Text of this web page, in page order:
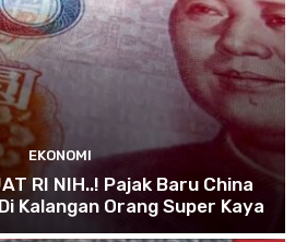
EKONOMI
RI NIH..! Pajak Baru China
Kalangan Orang Super Kaya